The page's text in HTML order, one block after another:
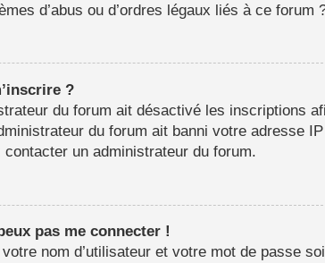
d’abus ou d’ordres légaux liés à ce forum
?
du forum ait désactivé les inscriptions
du forum ait banni votre adresse
contacter un administrateur du forum.
pas me connecter !
nom d’utilisateur et votre mot de passe